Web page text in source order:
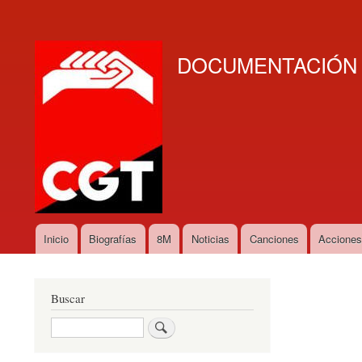
account
MainInicio Biografías 8M Noticias Canciones Acciones
Buscar
Buscar